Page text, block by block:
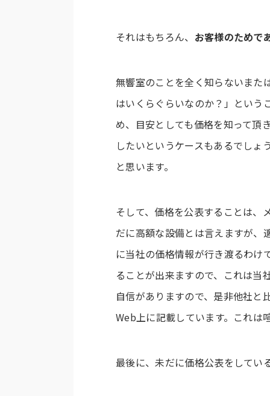
それはもちろん、 お客様のためで
無響室のことを全く知らないまた
はいくらぐらいなのか？」という
め、目安としても価格を知って頂
したいというケースもあるでしょ
と思います。
そして、価格を公表することは、
だに高額な設備とは言えますが、
に当社の価格情報が行き渡るわけ
ることが出来ますので、これは当
自信がありますので、是非他社と
Web上に記載しています。これは
最後に、未だに価格公表をしてい